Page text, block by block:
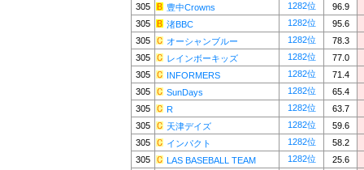
305
豊中Crowns 1282位
96.9
305
渚BBC 1282位
95.6
305
オーシャンブルー 1282位
78.3
305
レインボーキッズ 1282位
77.0
305
INFORMERS 1282位
71.4
305
SunDays 1282位
65.4
305
R 1282位
63.7
305
天津デイズ 1282位
59.6
305
インパクト 1282位
58.2
305
LAS BASEBALL TEAM 1282位
25.6